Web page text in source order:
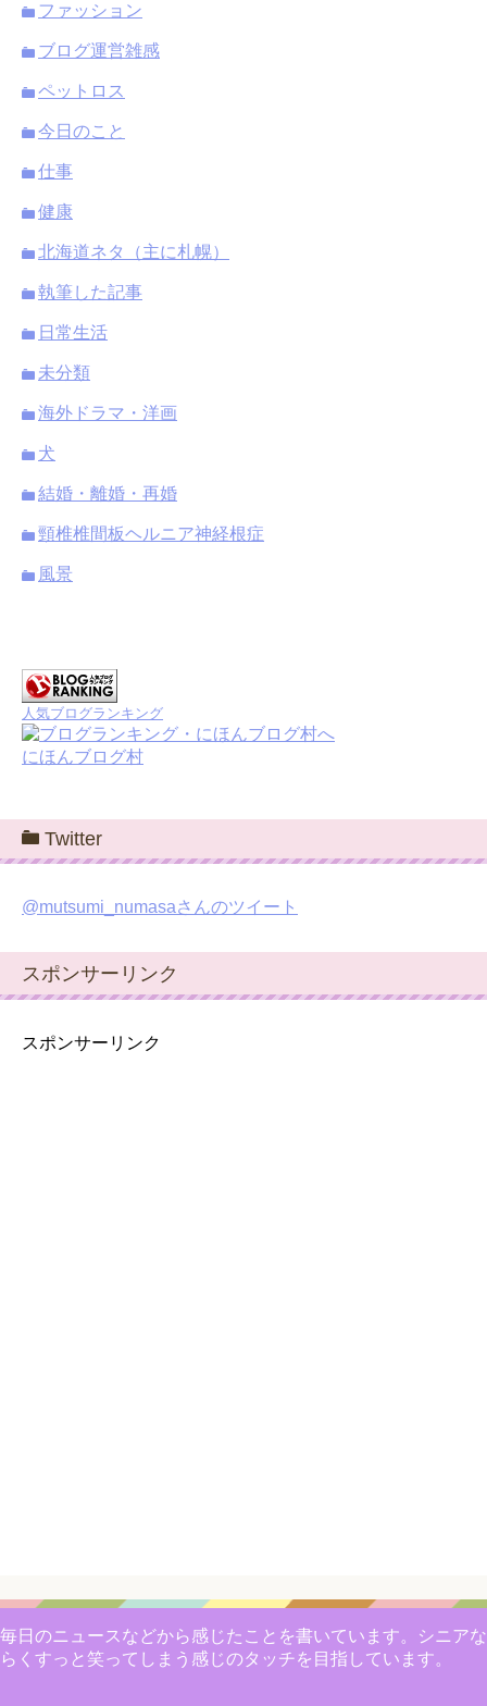
ファッション
ブログ運営雑感
ペットロス
今日のこと
仕事
健康
北海道ネタ（主に札幌）
執筆した記事
日常生活
未分類
海外ドラマ・洋画
犬
結婚・離婚・再婚
頸椎椎間板ヘルニア神経根症
風景
人気ブログランキング
にほんブログ村
Twitter
@mutsumi_numasaさんのツイート
スポンサーリンク
スポンサーリンク
毎日のニュースなどから感じたことを書いています。シニアな
らくすっと笑ってしまう感じのタッチを目指しています。